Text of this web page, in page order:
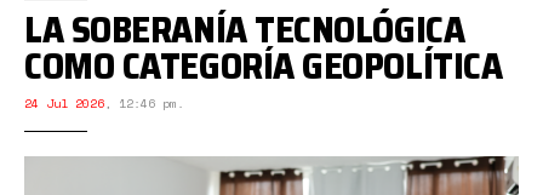
LA SOBERANÍA TECNOLÓGICA
COMO CATEGORÍA GEOPOLÍTICA
24 Jul 2026, 12:46 pm.